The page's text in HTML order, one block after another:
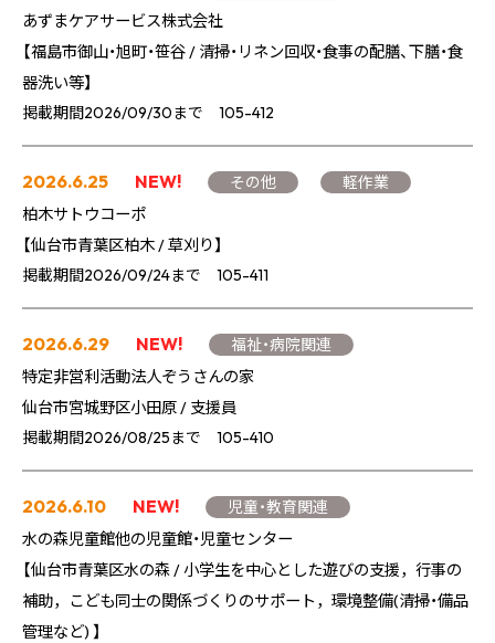
あずまケアサービス株式会社
【福島市御山・旭町・笹谷 / 清掃・リネン回収・食事の配膳、下膳・食
器洗い等】
掲載期間2026/09/30まで 105-412
2026.6.25 NEW! その他
軽作業
柏木サトウコーポ
【仙台市青葉区柏木 / 草刈り】
掲載期間2026/09/24まで 105-411
2026.6.29 NEW!
福祉・病院関連
特定非営利活動法人ぞうさんの家
仙台市宮城野区小田原 / 支援員
掲載期間2026/08/25まで 105-410
2026.6.10 NEW!
児童・教育関連
水の森児童館他の児童館・児童センター
【仙台市青葉区水の森 / 小学生を中心とした遊びの支援，行事の
補助，こども同士の関係づくりのサポート，環境整備(清掃・備品
管理など) 】